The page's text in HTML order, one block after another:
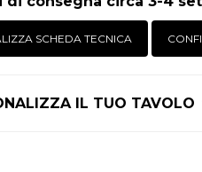
SCHEDA TECNICA
IL TUO TAVOLO